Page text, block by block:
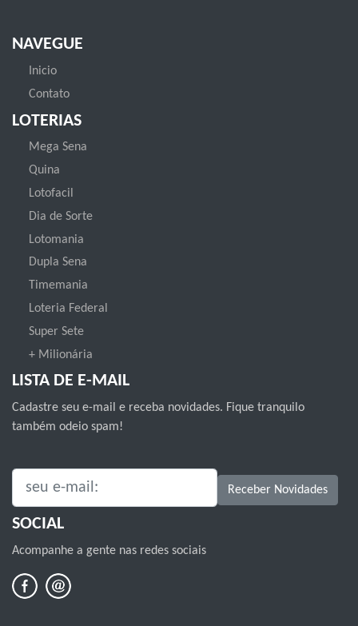
NAVEGUE
Inicio
Contato
LOTERIAS
Mega Sena
Quina
Lotofacil
Dia de Sorte
Lotomania
Dupla Sena
Timemania
Loteria Federal
Super Sete
+ Milionária
LISTA DE E-MAIL
Cadastre seu e-mail e receba novidades. Fique tranquilo
também odeio spam!
SEU E-MAIL: Receber Novidades
SOCIAL
Acompanhe a gente nas redes sociais